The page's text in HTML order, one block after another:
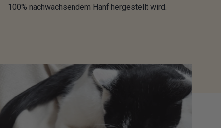
100% nachwachsendem Hanf hergestellt wird.